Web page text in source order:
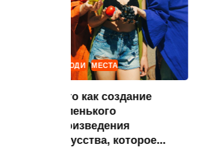
ЛЮДИ МЕСТА
«Это как создание
маленького
произведения
искусства, которое...